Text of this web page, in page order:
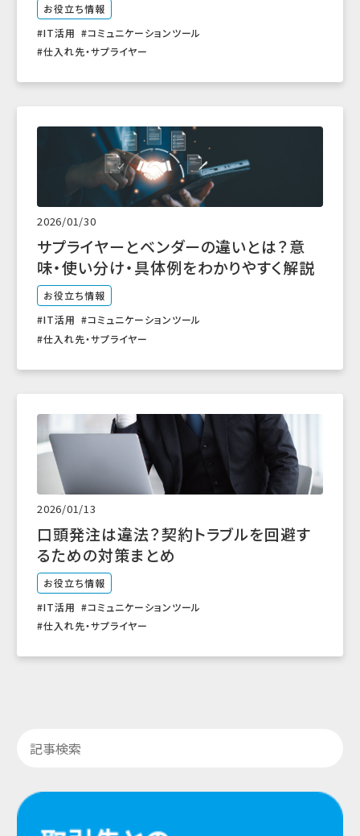
お役立ち情報
IT活用
コミュニケーションツール
仕入れ先・サプライヤー
2026/01/30
サプライヤーとベンダーの違いとは？意
味・使い分け・具体例をわかりやすく解説
お役立ち情報
IT活用
コミュニケーションツール
仕入れ先・サプライヤー
2026/01/13
口頭発注は違法？契約トラブルを回避す
るための対策まとめ
お役立ち情報
IT活用
コミュニケーションツール
仕入れ先・サプライヤー